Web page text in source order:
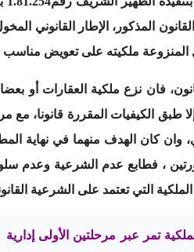
تطبيق القانون المذكور، الإطار
المنزوعة ملكيته على تعويض مناسب
فان نزع ملكية العقارات أو بعضا
إلا طبق الكيفيات المقررة
وان كان الهدف منهما في
، فطابع عدم الشرعية وعدم
التي تعتمد على الشرعية
تمر عبر مرحلتين الأولى